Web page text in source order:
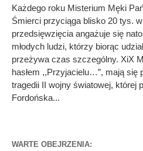
Każdego roku Misterium Męki
Śmierci przyciąga blisko 20 tys.
przedsięwzięcia angażuje się
młodych ludzi, którzy biorąc
przeżywa czas szczególny. XiX
hasłem ,,Przyjacielu…”, mają się
tragedii II wojny światowej, której
Fordońska...
WARTE OBEJRZENIA: